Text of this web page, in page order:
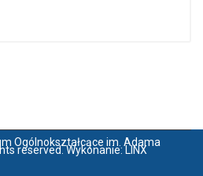
Ogólnokształcące im. Adama
reserved. Wykonanie:LINX